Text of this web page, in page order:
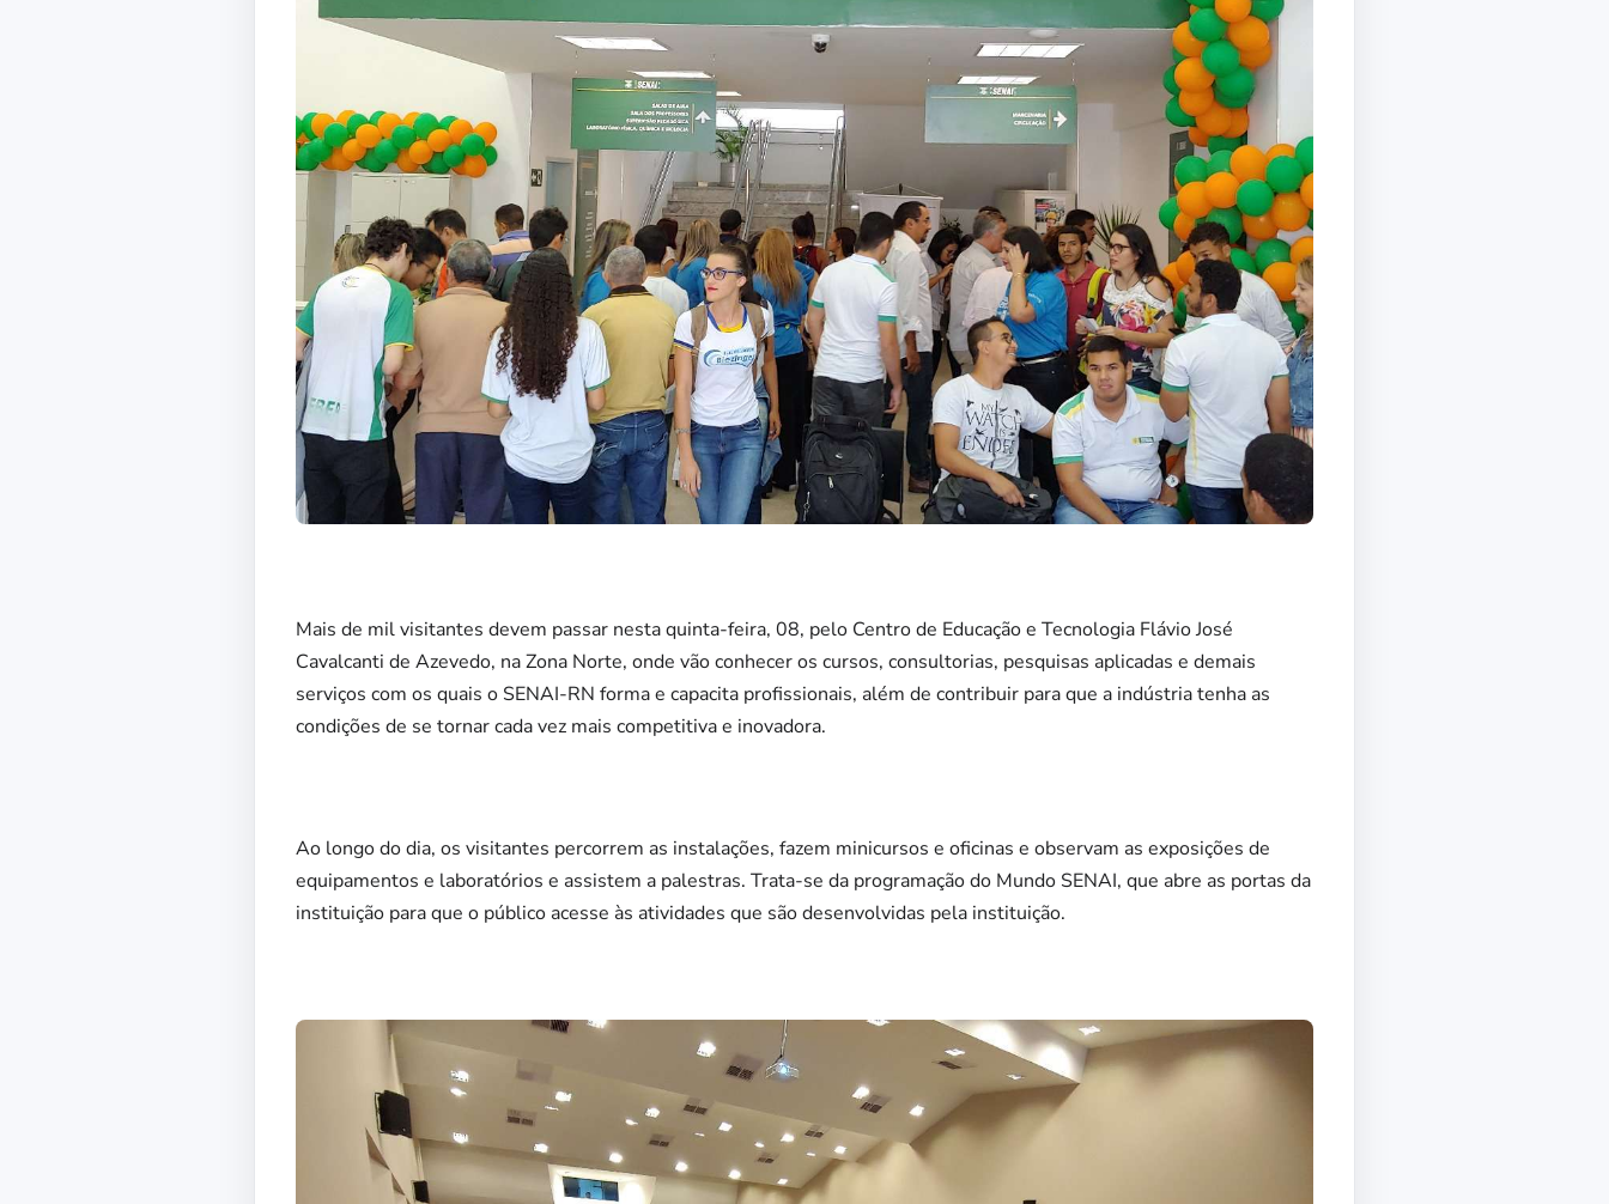
Mais de mil visitantes devem passar nesta quinta-feira, 08, pelo Centro de Educação e Tecnologia Flávio José
Cavalcanti de Azevedo, na Zona Norte, onde vão conhecer os cursos, consultorias, pesquisas aplicadas e demais
serviços com os quais o SENAI-RN forma e capacita profissionais, além de contribuir para que a indústria tenha as
condições de se tornar cada vez mais competitiva e inovadora.
Ao longo do dia, os visitantes percorrem as instalações, fazem minicursos e oficinas e observam as exposições de
equipamentos e laboratórios e assistem a palestras. Trata-se da programação do Mundo SENAI, que abre as portas da
instituição para que o público acesse às atividades que são desenvolvidas pela instituição.